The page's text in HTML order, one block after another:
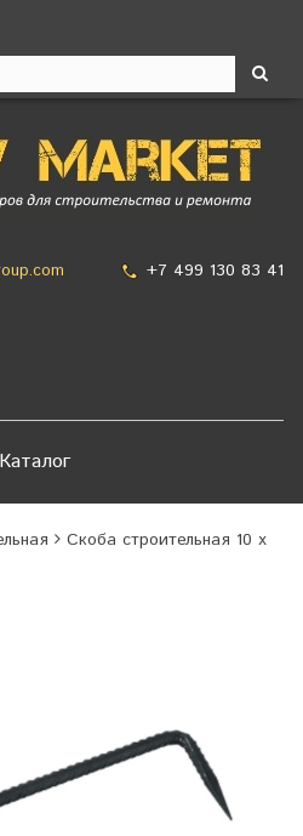
+7 499 130 83 41
Каталог
Скоба строительная 10 х